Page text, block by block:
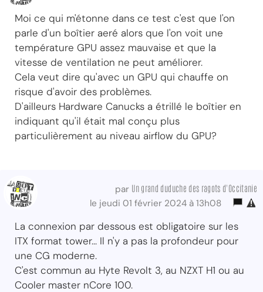
Moi ce qui m'étonne dans ce test c'est que l'on
parle d'un boîtier aeré alors que l'on voit une
température GPU assez mauvaise et que la
vitesse de ventilation ne peut améliorer.
Cela veut dire qu'avec un GPU qui chauffe on
risque d'avoir des problèmes.
D'ailleurs Hardware Canucks a étrillé le boîtier en
indiquant qu'il était mal conçu plus
particulièrement au niveau airflow du GPU?
par Un grand duduche des ragots d'Occitanie
le jeudi 01 février 2024 à 13h08
La connexion par dessous est obligatoire sur les
ITX format tower... Il n'y a pas la profondeur pour
une CG moderne.
C'est commun au Hyte Revolt 3, au NZXT H1 ou au
Cooler master nCore 100.